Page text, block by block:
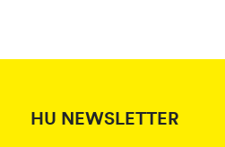
HU NEWSLETTER